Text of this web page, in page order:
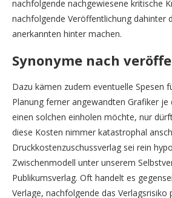
nachfolgende nachgewiesene kritische
nachfolgende Veröffentlichung dahinter
anerkannten hinter machen.
Synonyme nach
Dazu kämen zudem eventuelle Spesen
Planung ferner angewandten Grafiker je
einen solchen einholen möchte, nur
diese Kosten nimmer katastrophal
Druckkostenzuschussverlag sei rein
Zwischenmodell unter unserem
Publikumsverlag. Oft handelt es
Verlage, nachfolgende das Verlagsrisiko